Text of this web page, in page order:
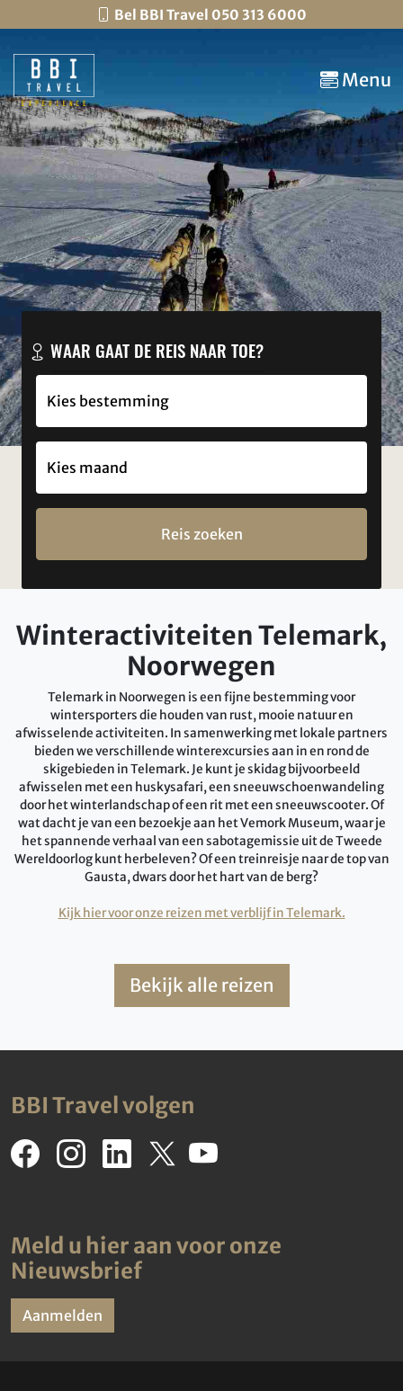
Bel BBI Travel 050 313 6000
Menu
WAAR GAAT DE REIS NAAR TOE?
Reis zoeken
Winteractiviteiten Telemark,
Noorwegen
Telemark in Noorwegen is een fijne bestemming voor
wintersporters die houden van rust, mooie natuur en
afwisselende activiteiten. In samenwerking met lokale partners
bieden we verschillende winterexcursies aan in en rond de
skigebieden in Telemark. Je kunt je skidag bijvoorbeeld
afwisselen met een huskysafari, een sneeuwschoenwandeling
door het winterlandschap of een rit met een sneeuwscooter. Of
wat dacht je van een bezoekje aan het Vemork Museum, waar je
het spannende verhaal van een sabotagemissie uit de Tweede
Wereldoorlog kunt herbeleven? Of een treinreisje naar de top van
Gausta, dwars door het hart van de berg?
Kijk hier voor onze reizen met verblijf in Telemark.
Bekijk alle reizen
BBI Travel volgen
Meld u hier aan voor onze
Nieuwsbrief
Aanmelden